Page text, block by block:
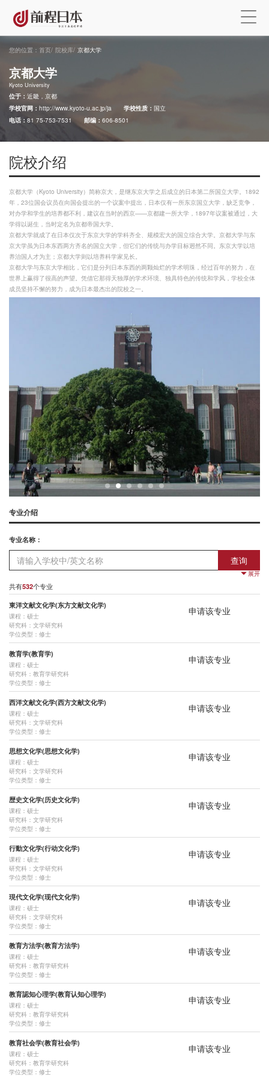
您的位置： 首页/ 院校库/ 京都大学
京都大学
Kyoto University
位于： 近畿，京都
学校官网： http://www.kyoto-u.ac.jp/ja 学校性质： 国立
电话： 81 75-753-7531 邮编： 606-8501
院校介绍
京都大学（Kyoto University）简称京大，是继东京大学之后成立的日本第二所国立大学。1892
年，23位国会议员在向国会提出的一个议案中提出，日本仅有一所东京国立大学，缺乏竞争，
对办学和学生的培养都不利，建议在当时的西京——京都建一所大学，1897年议案被通过，大
学得以诞生，当时定名为京都帝国大学。
京都大学就成了在日本仅次于东京大学的学科齐全、规模宏大的国立综合大学。京都大学与东
京大学虽为日本东西两方齐名的国立大学，但它们的传统与办学目标迥然不同。东京大学以培
养治国人才为主；京都大学则以培养科学家见长。
京都大学与东京大学相比，它们是分列日本东西的两颗灿烂的学术明珠，经过百年的努力，在
世界上赢得了很高的声望。凭借它那得天独厚的学术环境、独具特色的传统和学风，学校全体
成员坚持不懈的努力，成为日本最杰出的院校之一。
专业介绍
专业名称：
查询
意向课程：
全部 硕士 博士 研究生
研究科：
全部 教育学研究科
理学研究科 医学研究科
能量科学研究科 亚洲·非洲地域研究研究科 信息学研究科 生命科学研究科
综合生存学馆（思修馆） 经营管理大学院
物理学第一分野
人間．環境学研究科 エネルギー科学研究科 東洋系 西洋系
教育学講座 教育方法学講座
生涯教育学講座 比較教育政策学講座 臨床教育学講座
心理臨床学講座 臨床実践指導学講座
人間・環境学研究科 アジア・アフリカ地域研究研究科
地域変動論講座
地域動態論講座 平和共生・生存基盤論講座 イスラーム世界論講座
南アジア・インド洋世界論講座 公共政策大学院
展开
共有532个专业
東洋文献文化学(东方文献文化学)
课程：硕士
研究科：文学研究科
学位类型：修士
申请该专业
教育学(教育学)
课程：硕士
研究科：教育学研究科
学位类型：修士
申请该专业
西洋文献文化学(西方文献文化学)
课程：硕士
研究科：文学研究科
学位类型：修士
申请该专业
思想文化学(思想文化学)
课程：硕士
研究科：文学研究科
学位类型：修士
申请该专业
歴史文化学(历史文化学)
课程：硕士
研究科：文学研究科
学位类型：修士
申请该专业
行動文化学(行动文化学)
课程：硕士
研究科：文学研究科
学位类型：修士
申请该专业
現代文化学(现代文化学)
课程：硕士
研究科：文学研究科
学位类型：修士
申请该专业
教育方法学(教育方法学)
课程：硕士
研究科：教育学研究科
学位类型：修士
申请该专业
教育認知心理学(教育认知心理学)
课程：硕士
研究科：教育学研究科
学位类型：修士
申请该专业
教育社会学(教育社会学)
课程：硕士
研究科：教育学研究科
学位类型：修士
申请该专业